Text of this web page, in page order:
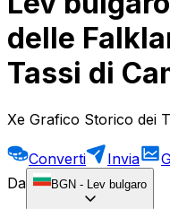
delle
Tassi di
Xe Grafico Storico dei
Converti Invia
Da
BGN - Lev bulgaro